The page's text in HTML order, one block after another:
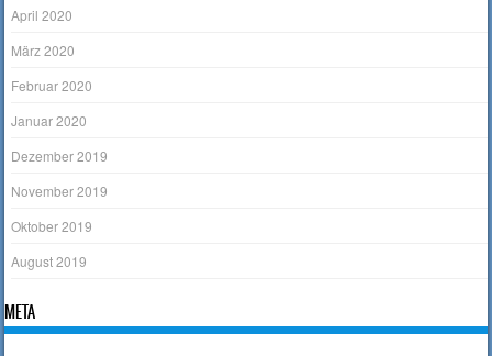
April 2020
März 2020
Februar 2020
Januar 2020
Dezember 2019
November 2019
Oktober 2019
August 2019
META